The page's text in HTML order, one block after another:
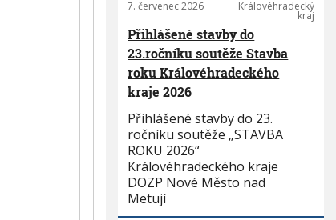
7. červenec 2026 Královéhradecký
kraj
Přihlášené stavby do
23.ročníku soutěže Stavba
roku Královéhradeckého
kraje 2026
Přihlášené stavby do 23.
ročníku soutěže „STAVBA
ROKU 2026“
Královéhradeckého kraje
DOZP Nové Město nad
Metují